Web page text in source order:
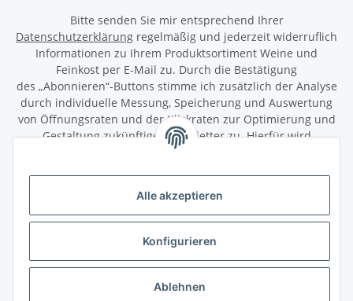
Alle akzeptieren
Konfigurieren
Ablehnen
Bitte senden Sie mir entsprechend Ihrer
Datenschutzerklärung regelmäßig und jederzeit widerruflich
Informationen zu Ihrem Produktsortiment Weine und
Feinkost per E-Mail zu. Durch die Bestätigung
des „Abonnieren“-Buttons stimme ich zusätzlich der Analyse
durch individuelle Messung, Speicherung und Auswertung
von Öffnungsraten und der Klickraten zur Optimierung und
Gestaltung zukünftiger Newsletter zu. Hierfür wird
das Nutzungsverhalten in pseudonymisierter Form
Wirkung für die Zukunft über den Link in unserem Newsletter
abbestellen / widerrufen.